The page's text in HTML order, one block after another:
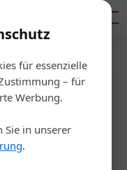
für essenzielle
– für
Werbung.
in unserer
.